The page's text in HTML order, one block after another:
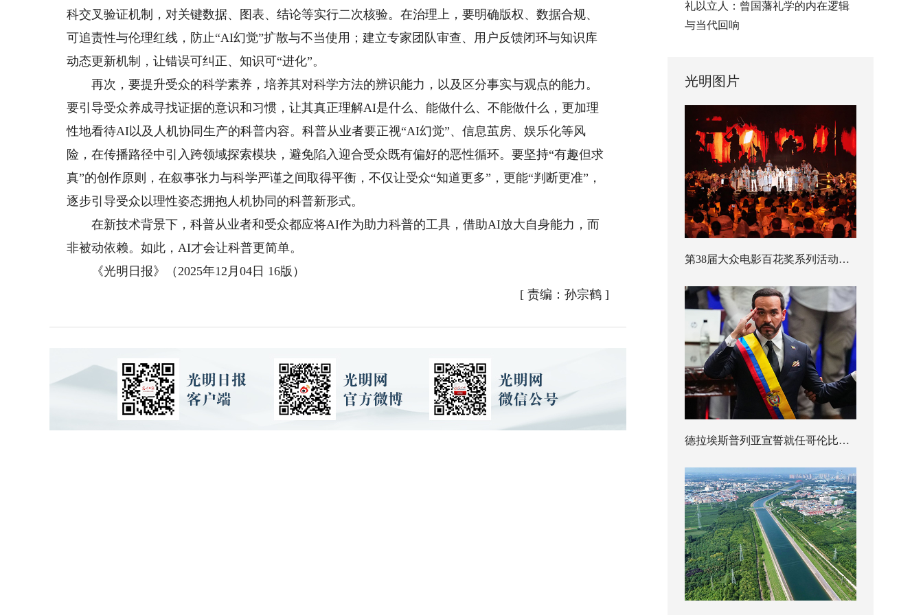
科交叉验证机制，对关键数据、图表、结论等实行二次核验。在治理上，要明确版权、数据合规、
可追责性与伦理红线，防止“AI幻觉”扩散与不当使用；建立专家团队审查、用户反馈闭环与知识库
动态更新机制，让错误可纠正、知识可“进化”。
再次，要提升受众的科学素养，培养其对科学方法的辨识能力，以及区分事实与观点的能力。
要引导受众养成寻找证据的意识和习惯，让其真正理解AI是什么、能做什么、不能做什么，更加理
性地看待AI以及人机协同生产的科普内容。科普从业者要正视“AI幻觉”、信息茧房、娱乐化等风
险，在传播路径中引入跨领域探索模块，避免陷入迎合受众既有偏好的恶性循环。要坚持“有趣但求
真”的创作原则，在叙事张力与科学严谨之间取得平衡，不仅让受众“知道更多”，更能“判断更准”，
逐步引导受众以理性姿态拥抱人机协同的科普新形式。
在新技术背景下，科普从业者和受众都应将AI作为助力科普的工具，借助AI放大自身能力，而
非被动依赖。如此，AI才会让科普更简单。
《光明日报》（2025年12月04日 16版）
[ 责编：孙宗鹤]
礼以立人：曾国藩礼学的内在逻辑
与当代回响
光明图片
第38届大众电影百花奖系列活动开幕
德拉埃斯普列亚宣誓就任哥伦比亚总统